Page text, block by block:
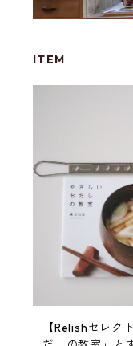
ITEM
【Relishセレク